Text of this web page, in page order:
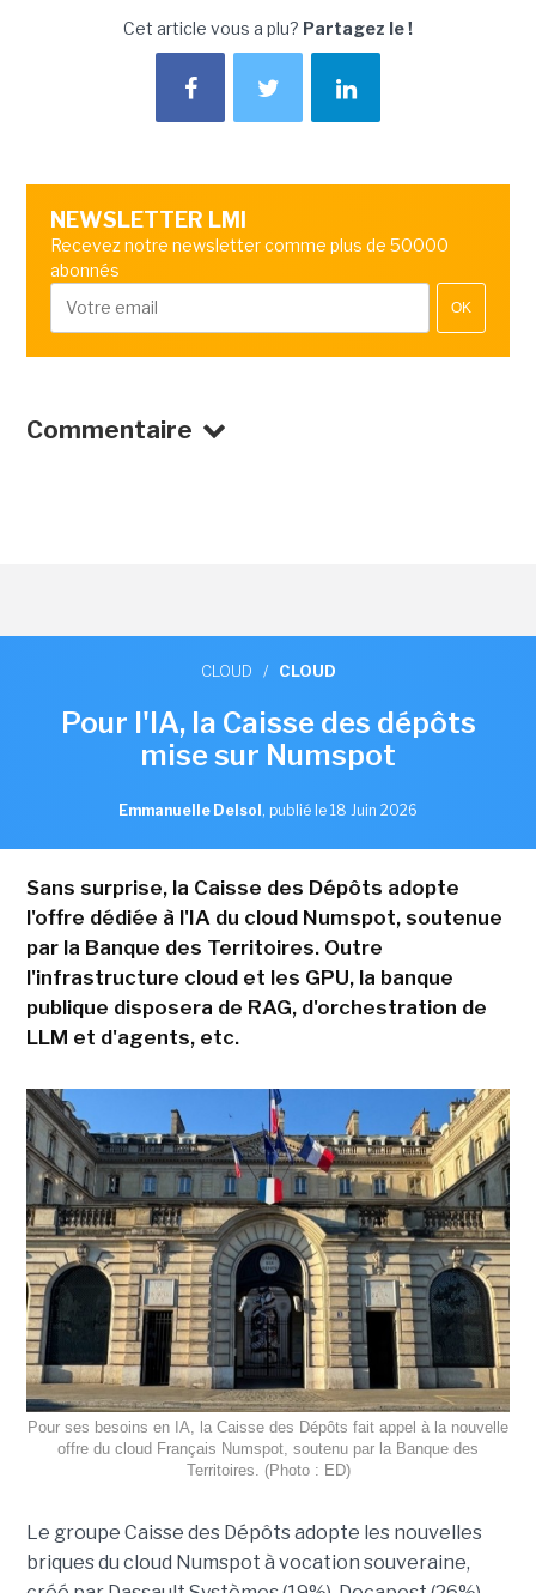
Cet article vous a plu? Partagez le !
NEWSLETTER LMI
Recevez notre newsletter comme plus de 50000
abonnés
OK
Commentaire
CLOUD / CLOUD
Pour l'IA, la Caisse des dépôts
mise sur Numspot
Emmanuelle Delsol , publié le 18 Juin 2026
Sans surprise, la Caisse des Dépôts adopte
l'offre dédiée à l'IA du cloud Numspot, soutenue
par la Banque des Territoires. Outre
l'infrastructure cloud et les GPU, la banque
publique disposera de RAG, d'orchestration de
LLM et d'agents, etc.
Pour ses besoins en IA, la Caisse des Dépôts fait appel à la nouvelle
offre du cloud Français Numspot, soutenu par la Banque des
Territoires. (Photo : ED)
Le groupe Caisse des Dépôts adopte les nouvelles
briques du cloud Numspot à vocation souveraine,